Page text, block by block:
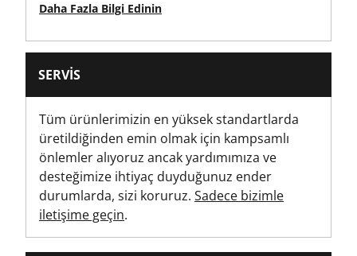
600mm/24"
Su Terazisi Profili
I-Beam
Manual or Powered?
Manuel
Daha Fazla Bilgi Edinin
SERVIS
Tüm ürünlerimizin en yüksek standartlarda
üretildiğinden emin olmak için kampsamlı
önlemler alıyoruz ancak yardımımıza ve
desteğimize ihtiyaç duyduğunuz ender
durumlarda, sizi koruruz. Sadece bizimle
iletişime geçin.